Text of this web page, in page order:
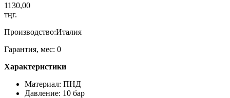
1130,00
тңг.
Производство:Италия
Гарантия, мес: 0
Характеристики
Материал: ПНД
Давление: 10 бар